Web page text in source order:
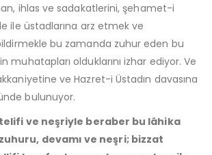
ihlas ve sadakatlerini, şehamet-i
ile üstadlarına arz etmek ve
bu zamanda zuhur eden bu
muhatapları olduklarını izhar ediyor. Ve
ve Hazret-i Üstadın davasına
bulunuyor.
telifi ve neşriyle beraber bu lâhika
devamı ve neşri; bizzat